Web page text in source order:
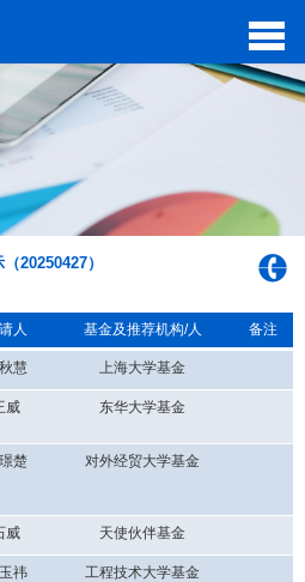
20250427）
人 基金及推荐机构/人 备注
慧 上海大学基金
威 东华大学基金
楚 对外经贸大学基金
威 天使伙伴基金
祎 工程技术大学基金